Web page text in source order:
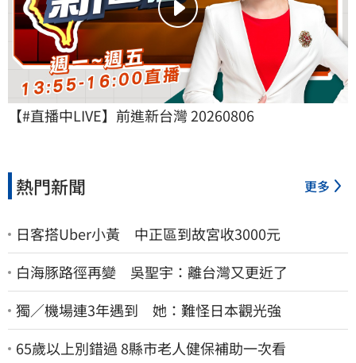
【#直播中LIVE】前進新台灣 20260806
熱門新聞 更多
日客搭Uber小黃 中正區到故宮收3000元
白海豚路徑再變 吳聖宇：離台灣又更近了
獨／機場連3年遇到 她：難怪日本觀光強
65歲以上別錯過 8縣市老人健保補助一次看